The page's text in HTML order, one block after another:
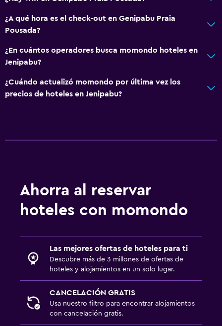
¿A qué hora es el check-out en Genipabu Praia
Pousada?
¿En cuántos operadores busca momondo hoteles en
Jenipabu?
¿Cuándo actualizó momondo por última vez los
precios de hoteles en Jenipabu?
Ahorra al reservar
hoteles con momondo
Las mejores ofertas de hoteles para ti
Descubre más de 3 millones de ofertas de
hoteles y alojamientos en un solo lugar.
CANCELACIÓN GRATIS
Usa nuestro filtro para encontrar alojamientos
con cancelación gratis.